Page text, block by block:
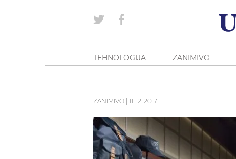
TEHNOLOGIJA ZANIMIVO
ZANIMIVO 11. 12. 2017